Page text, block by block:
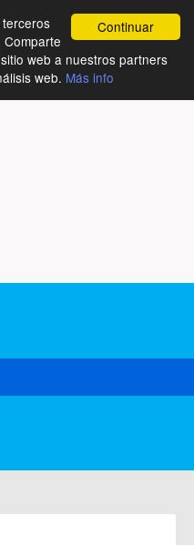
Continuar
web a nuestros partners
web. Más info